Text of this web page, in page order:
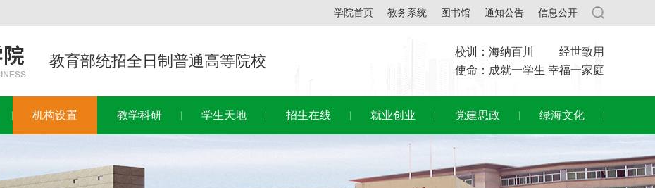
学院首页 教务系统 图书馆 通知公告 信息公开
教育部统招全日制普通高等院校
校训：海纳百川 经世致用
使命：成就一学生 幸福一家庭
机构设置 教学科研 学生天地 招生在线 就业创业 党建思政 绿海文化